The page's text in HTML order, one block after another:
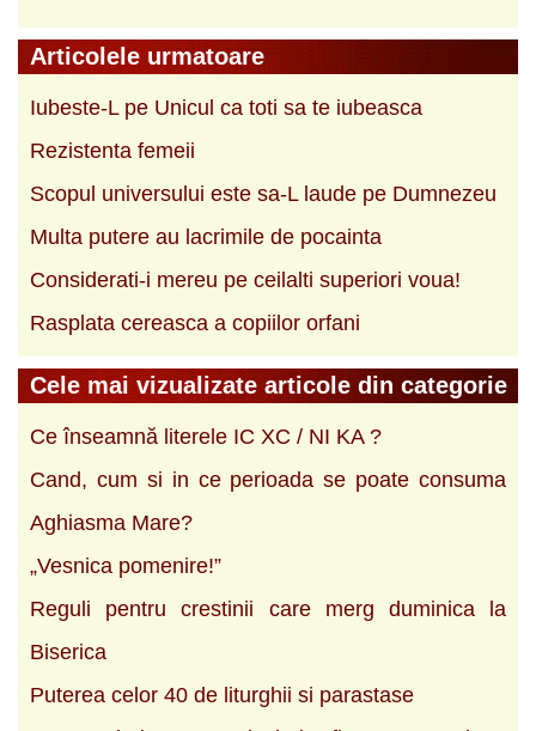
Articolele urmatoare
Iubeste-L pe Unicul ca toti sa te iubeasca
Rezistenta femeii
Scopul universului este sa-L laude pe Dumnezeu
Multa putere au lacrimile de pocainta
Considerati-i mereu pe ceilalti superiori voua!
Rasplata cereasca a copiilor orfani
Cele mai vizualizate articole din categorie
Ce înseamnă literele IC XC / NI KA ?
Cand, cum si in ce perioada se poate consuma
Aghiasma Mare?
„Vesnica pomenire!”
Reguli pentru crestinii care merg duminica la
Biserica
Puterea celor 40 de liturghii si parastase